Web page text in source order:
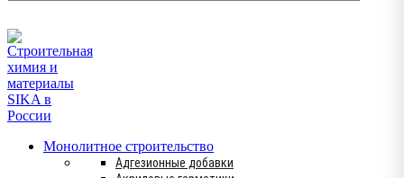
Монолитное строительство
Адгезионные добавки